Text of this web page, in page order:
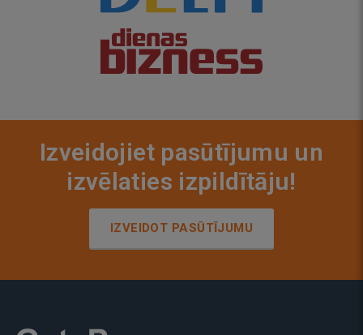
Izveidojiet pasūtījumu un
izvēlaties izpildītāju!
IZVEIDOT PASŪTĪJUMU